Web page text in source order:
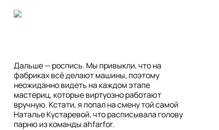
Дальше — роспись. Мы привыкли, что на
фабриках всё делают машины, поэтому
неожиданно видеть на каждом этапе
мастериц, которые виртуозно работают
вручную. Кстати, я попал на смену той самой
Наталье Кустаревой, что расписывала голову
парню из команды ahfarfor.